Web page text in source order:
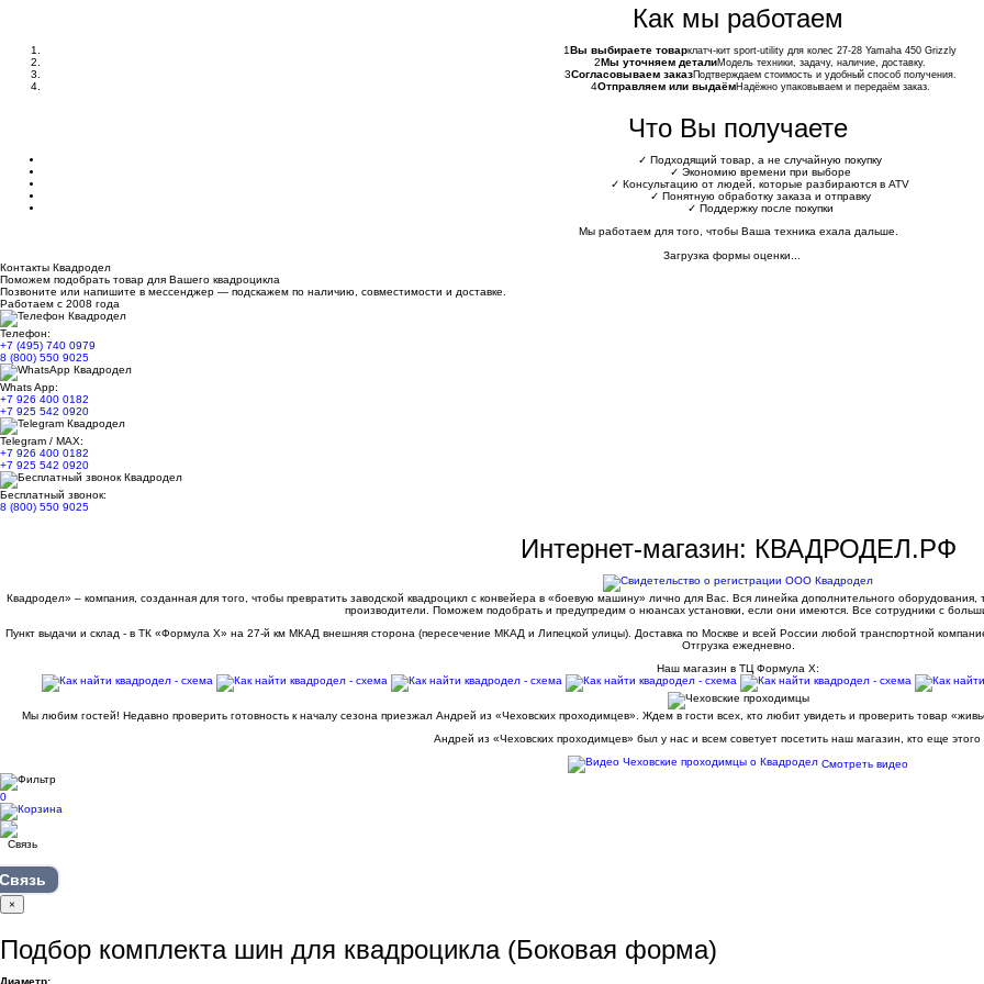
Как мы работаем
1 Вы выбираете товарклатч-кит sport-utility для колес 27-28 Yamaha 450 Grizzly
2 Мы уточняем деталиМодель техники, задачу, наличие, доставку.
3Согласовываем заказПодтверждаем стоимость и удобный способ получения.
4Отправляем или выдаёмНадёжно упаковываем и передаём заказ.
Что Вы получаете
✓ Подходящий товар, а не случайную покупку
✓ Экономию времени при выборе
✓ Консультацию от людей, которые разбираются в ATV
✓ Понятную обработку заказа и отправку
✓ Поддержку после покупки
Мы работаем для того, чтобы Ваша техника ехала дальше.
Загрузка формы оценки...
Контакты Квадродел
Поможем подобрать товар для Вашего квадроцикла
Позвоните или напишите в мессенджер — подскажем по наличию, совместимости и доставке.
Работаем с 2008 года
Телефон:
+7 (495) 740 0979
8 (800) 550 9025
Whats App:
+7 926 400 0182
+7 925 542 0920
Telegram / MAX:
+7 926 400 0182
+7 925 542 0920
Бесплатный звонок:
8 (800) 550 9025
Интернет-магазин: КВАДРОДЕЛ.РФ
Квадродел» – компания, созданная для того, чтобы превратить заводской квадроцикл с конвейера в «боевую машину» лично для Вас. Вся линейка дополнительного
производители. Поможем подобрать и предупредим о нюансах установки, если они имеются. Все сотрудники с
Пункт выдачи и склад - в ТК «Формула X» на 27-й км МКАД внешняя сторона (пересечение МКАД и Липецкой улицы). Доставка по Москве и всей России любой транспортной
Отгрузка ежедневно.
Наш магазин в ТЦ Формула Х:
Мы любим гостей! Недавно проверить готовность к началу сезона приезжал Андрей из «Чеховских проходимцев». Ждем в гости всех, кто любит увидеть и проверить товар
Андрей из «Чеховских проходимцев» был у нас и всем советует посетить наш магазин, кто еще
Смотреть видео
0
×
Подбор комплекта шин для квадроцикла (Боковая форма)